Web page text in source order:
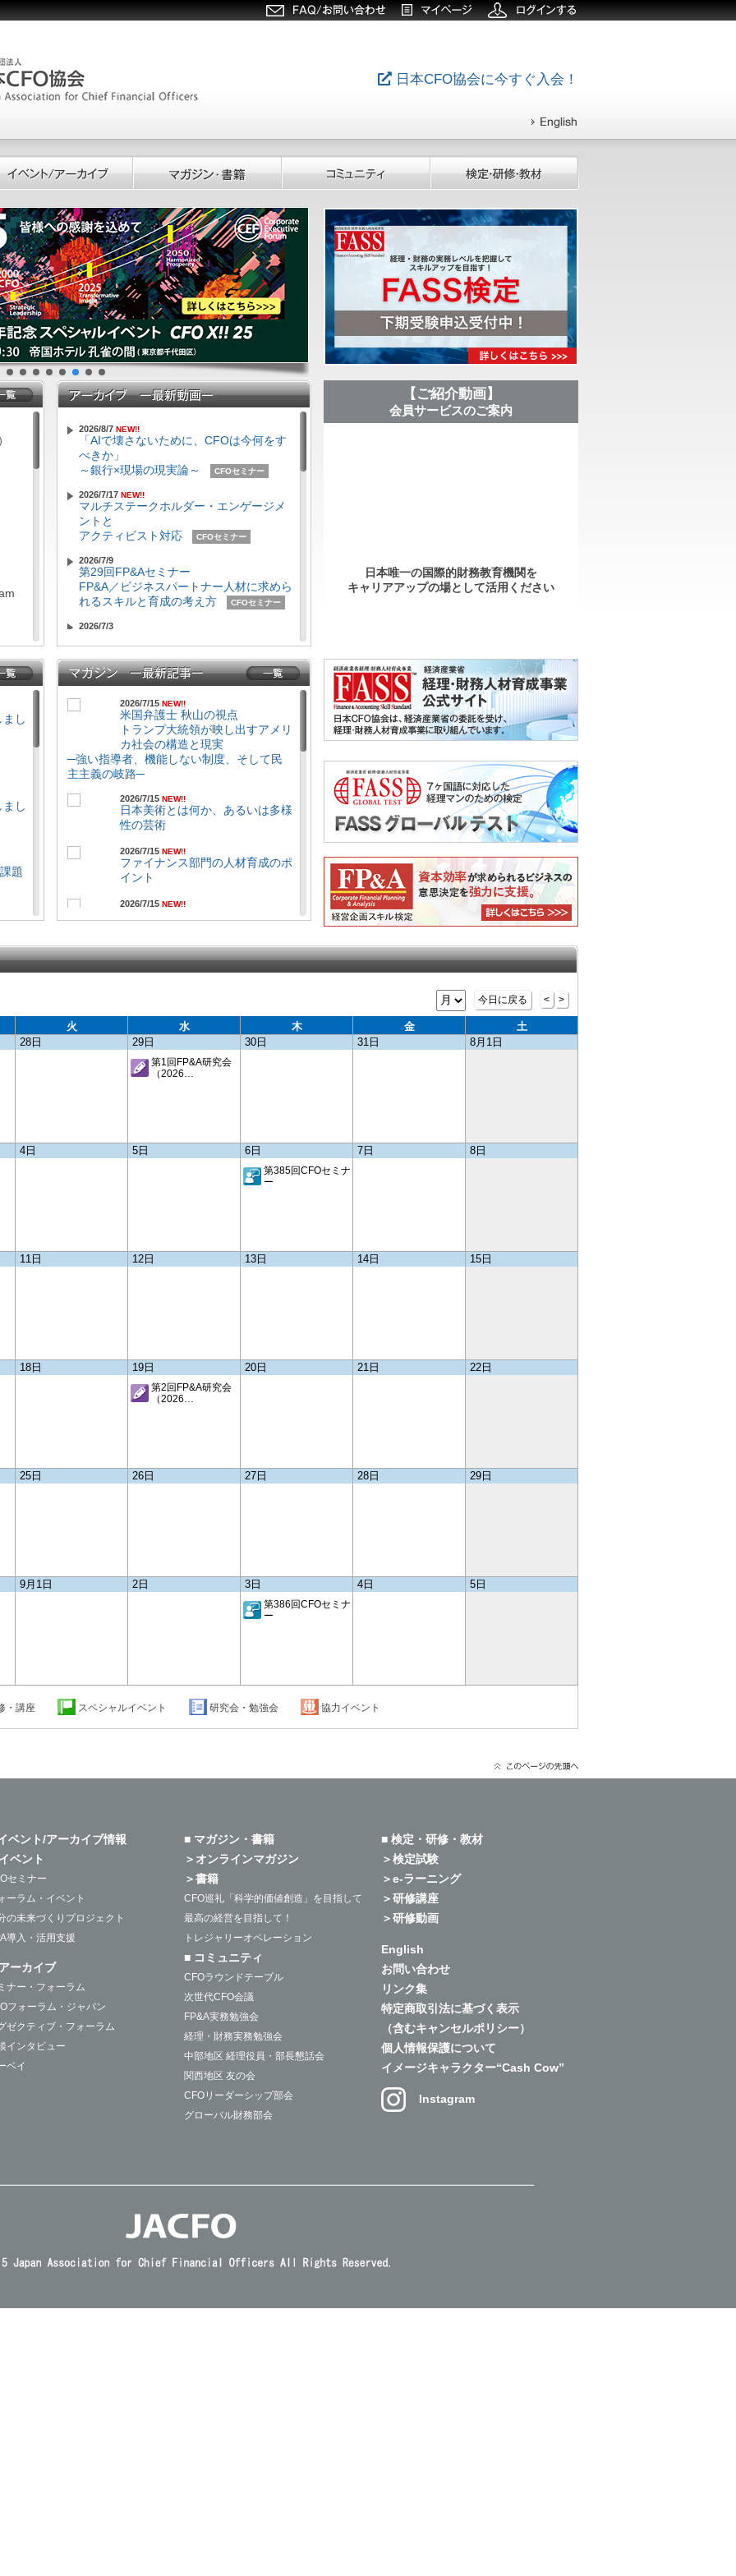
日本CFO協会に今すぐ入会！
2026/8/7 NEW!!
「AIで壊さないために、CFOは今何をす
べきか」
～銀行×現場の現実論～
CFOセミナー
2026/7/17 NEW!!
マルチステークホルダー・エンゲージメ
ントと
アクティビスト対応
CFOセミナー
2026/7/9
第29回FP&Aセミナー
FP&A／ビジネスパートナー人材に求めら
れるスキルと育成の考え方
CFOセミナー
2026/7/3
～SSBJ 対象企業等の CFO・実務責任者
110名への意識実態調査 解説セミナー～
（CFOセミナー特別号）
2026年CGコード改定が迫る「資本コス
ト経営」の実質化
～過剰現預金が招く株式価値毀損と、流
動性管理の高度化による価値創造～
（CFOセミナー特別号）
第28回FP&Aセミナー
～ローリング予測とはなにか～
CFOセミ
生成AI時代に、なぜ業務自動化は止まる
のか
CFOセミナー
2026/5/22
か？
～出張業務に潜む「3つのボトルネックと
構造的な支出漏れ」を解明する～
（CFOセミナー特別号）
CFOセミナー
ユニ・チャーム流FP&Aの人材育成事例に
【ご紹介動画】
会員サービスのご案内
日本唯一の国際的財務教育機関を
キャリアアップの場として活用ください
し
し
題
まし
経
まし
まし
演
まし
まし
2026/7/15 NEW!!
米国弁護士 秋山の視点
トランプ大統領が映し出すアメリ
カ社会の構造と現実
─強い指導者、機能しない制度、そして民
主主義の岐路─
2026/7/15 NEW!!
日本美術とは何か、あるいは多様
性の芸術
2026/7/15 NEW!!
ファイナンス部門の人材育成のポ
イント
2026/7/15 NEW!!
ょう！
ーションを学ぶ（第4回）
2026/7/15NEW!!
企業価値を高める戦略的な投資家
エンゲージメント
シリーズ「CFOから見た財務モ
デリングとその周辺」
第47回 生命は地球の自転を記
か？
─企業進化論と組織エコロジーが
2026/6/15
【特集】SSBJ基準義務化を前に
問われる「CFOラインの主導
今日に戻る < >
火 水 木 金
土
28日 29日
第1回FP&A研究会
（2026…
30日 31日 8月1日
4日 5日 6日
第385回CFOセミナ
ー
7日 8日
11日 12日 13日 14日 15日
18日 19日
第2回FP&A研究会
（2026…
20日 21日 22日
25日 26日 27日 28日 29日
9月1日 2日 3日
第386回CFOセミナ
ー
4日 5日
・講座 スペシャルイベント 研究会・勉強会 協力イベント
ベント/アーカイブ情報
ベント
セミナー
ーラム・イベント
の未来づくりプロジェクト
導入・活用支援
ーカイブ
ナー・フォーラム
フォーラム・ジャパン
ゼクティブ・フォーラム
インタビュー
ベイ
■ マガジン・書籍
＞オンラインマガジン
＞書籍
CFO巡礼「科学的価値創造」を目指して
最高の経営を目指して！
トレジャリーオペレーション
■ コミュニティ
CFOラウンドテーブル
次世代CFO会議
FP&A実務勉強会
経理・財務実務勉強会
中部地区 経理役員・部長懇話会
関西地区 友の会
CFOリーダーシップ部会
グローバル財務部会
■ 検定・研修・教材
＞検定試験
＞e-ラーニング
＞研修講座
＞研修動画
English
お問い合わせ
リンク集
特定商取引法に基づく表示
（含むキャンセルポリシー）
個人情報保護について
イメージキャラクター“Cash Cow”
Instagram